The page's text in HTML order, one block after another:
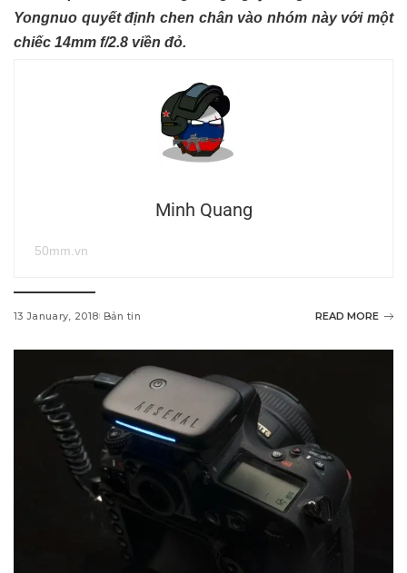
Yongnuo quyết định chen chân vào nhóm này với một
chiếc 14mm f/2.8 viền đỏ.
Minh Quang
50mm.vn
13 January, 2018 Bản tin READ MORE